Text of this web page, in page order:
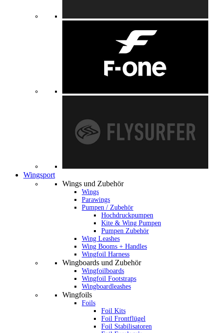
Wingsport
Wings und Zubehör
Wings
Parawings
Pumpen / Zubehör
Hochdruckpumpen
Kite & Wing Pumpen
Pumpen Zubehör
Wing Leashes
Wing Booms + Handles
Wingfoil Harness
Wingboards und Zubehör
Wingfoilboards
Wingfoil Footstraps
Wingboardleashes
Wingfoils
Foils
Foil Kits
Foil Frontflügel
Foil Stabilisatoren